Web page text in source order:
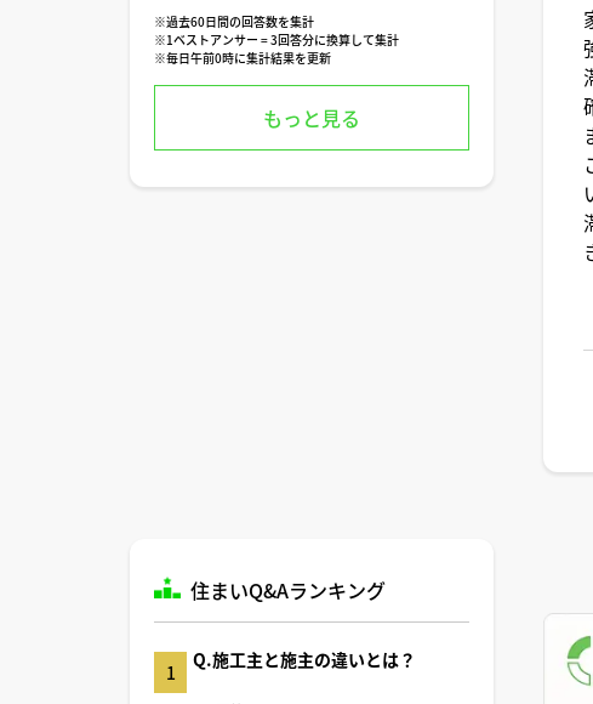
※過去60日間の回答数を集計
※1ベストアンサー = 3回答分に換算して集計
※毎日午前0時に集計結果を更新
もっと見る
住まいQ&Aランキング
1
Q.施工主と施主の違いとは？